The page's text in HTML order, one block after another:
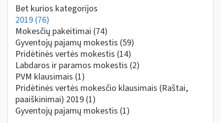
Bet kurios kategorijos
2019 (76)
Mokesčių pakeitimai (74)
Gyventojų pajamų mokestis (59)
Pridėtinės vertės mokestis (14)
Labdaros ir paramos mokestis (2)
PVM klausimais (1)
Pridėtinės vertės mokesčio klausimais (Raštai,
paaiškinimai) 2019 (1)
Gyventojų pajamų mokestis (1)